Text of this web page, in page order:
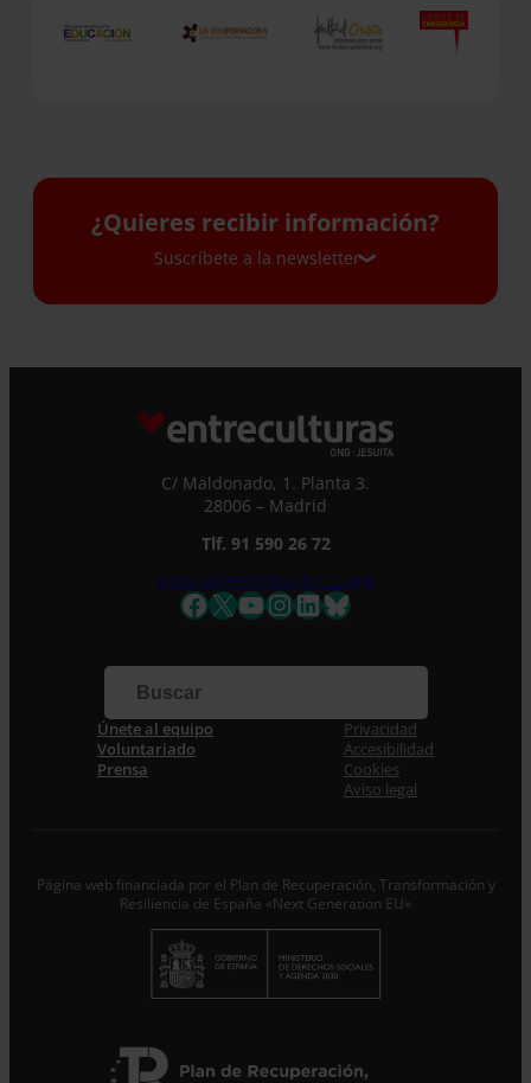
¿Quieres recibir información?
Suscríbete a la newsletter
Si quieres recibir nuestra newsletter mensual
y los correos puntuales en los que te
ofrecemos información, no dejes de completar
este formulario. Al instante, te daremos de
alta en nuestra base de datos y podrás estar
al tanto de todas las novedades.
Correo electrónico *
Acepto laPolítica de Privacidad*
Desde ENTRECULTURAS FE Y ALEGRÍA ESPAÑA
trataremos los datos aportados en calidad de
C/ Maldonado, 1. Planta 3.
28006 – Madrid
Tlf. 91 590 26 72
noticias@entreculturas.org
Facebook
X YouTube
Instagram
LinkedIn
Bluesky
Únete al equipo
Voluntariado
Prensa
Privacidad
Accesibilidad
Cookies
Aviso legal
Página web financiada por el Plan de Recuperación, Transformación y
Resiliencia de España «Next Generation EU»